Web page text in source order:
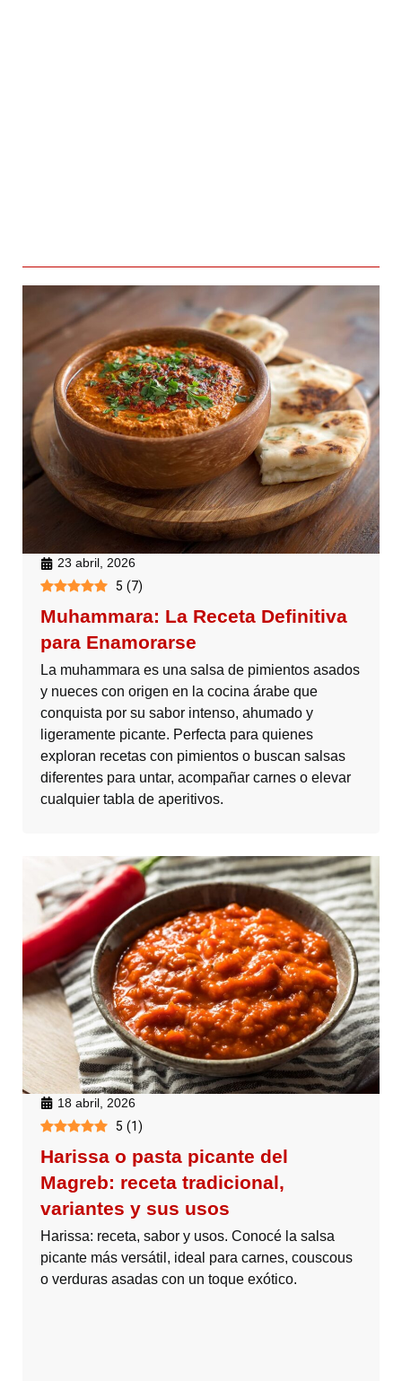
23 abril, 2026
5 (7)
Muhammara: La Receta Definitiva
para Enamorarse
La muhammara es una salsa de pimientos asados
y nueces con origen en la cocina árabe que
conquista por su sabor intenso, ahumado y
ligeramente picante. Perfecta para quienes
exploran recetas con pimientos o buscan salsas
diferentes para untar, acompañar carnes o elevar
cualquier tabla de aperitivos.
18 abril, 2026
5 (1)
Harissa o pasta picante del
Magreb: receta tradicional,
variantes y sus usos
Harissa: receta, sabor y usos. Conocé la salsa
picante más versátil, ideal para carnes, couscous
o verduras asadas con un toque exótico.